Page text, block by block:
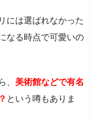
には選ばれなかった
なる時点で可愛いの
、 美術館などで有名
という噂もありま